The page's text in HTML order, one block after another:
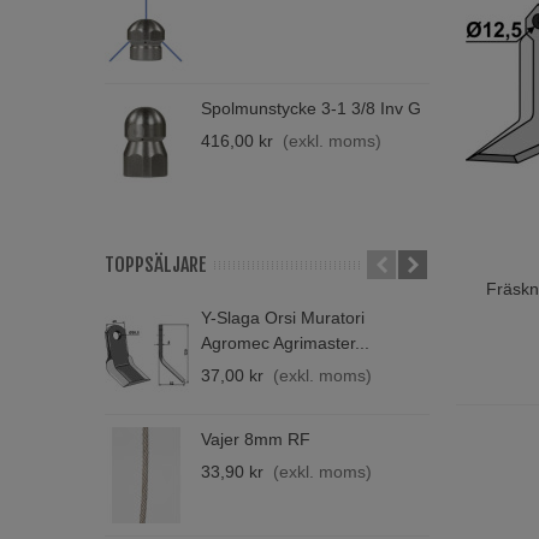
Spolmunstycke 3-1 3/8 Inv G
416,00 kr (exkl. moms)
TOPPSÄLJARE
Y-Slaga Orsi Muratori
Agromec Agrimaster...
37,00 kr (exkl. moms)
Vajer 8mm RF
33,90 kr (exkl. moms)
Lägg